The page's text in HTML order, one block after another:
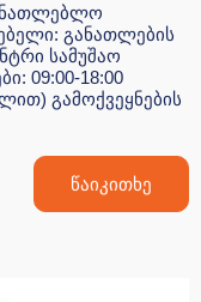
განათლების
სამუშაო
09:00-18:00
გამოქვეყნების
წაიკითხე